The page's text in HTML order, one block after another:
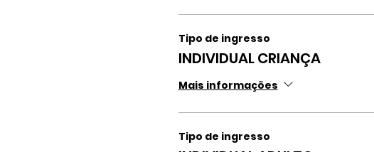
Tipo de ingresso
INDIVIDUAL CRIANÇA
Mais informações
Tipo de ingresso